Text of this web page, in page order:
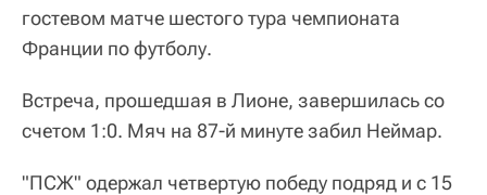
гостевом матче шестого тура чемпионата
Франции по футболу.
Встреча, прошедшая в Лионе, завершилась со
счетом 1:0. Мяч на 87-й минуте забил Неймар.
"ПСЖ" одержал четвертую победу подряд и с 15